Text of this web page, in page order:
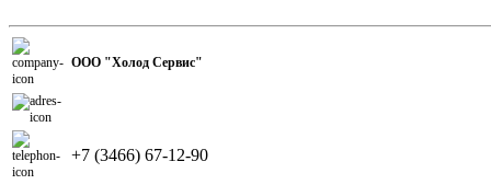
ООО "Холод Сервис"
+7 (3466) 67-12-90